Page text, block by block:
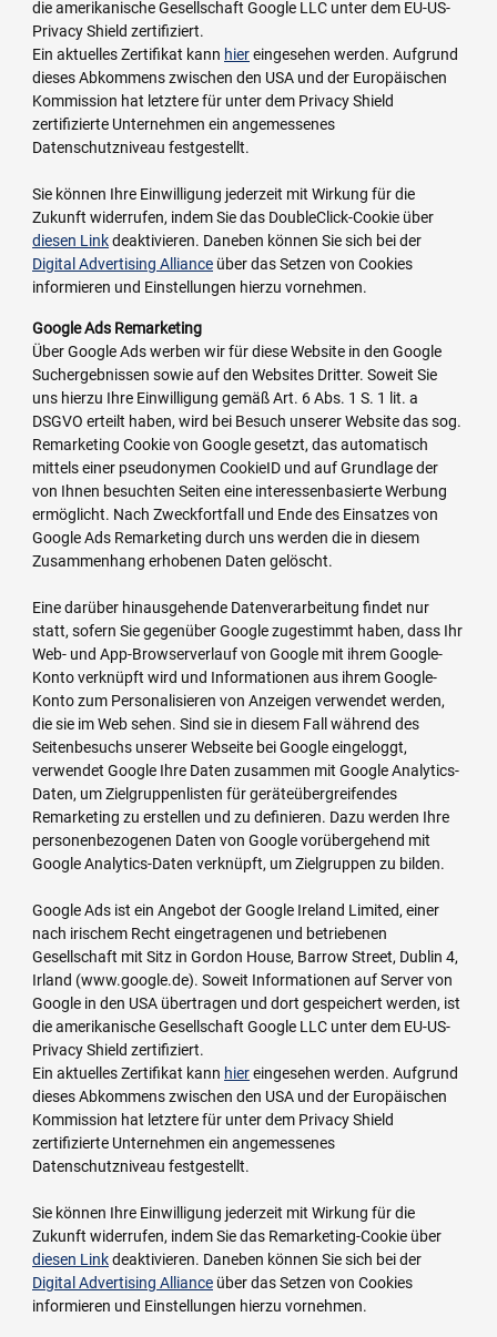
die amerikanische Gesellschaft Google LLC unter dem EU-US-
Privacy Shield zertifiziert.
Ein aktuelles Zertifikat kann hiereingesehen werden. Aufgrund
dieses Abkommens zwischen den USA und der Europäischen
Kommission hat letztere für unter dem Privacy Shield
zertifizierte Unternehmen ein angemessenes
Datenschutzniveau festgestellt.
Sie können Ihre Einwilligung jederzeit mit Wirkung für die
Zukunft widerrufen, indem Sie das DoubleClick-Cookie über
diesen Linkdeaktivieren. Daneben können Sie sich bei der
Digital Advertising Alliance über das Setzen von Cookies
informieren und Einstellungen hierzu vornehmen.
Google Ads Remarketing
Über Google Ads werben wir für diese Website in den Google
Suchergebnissen sowie auf den Websites Dritter. Soweit Sie
uns hierzu Ihre Einwilligung gemäß Art. 6 Abs. 1 S. 1 lit. a
DSGVO erteilt haben, wird bei Besuch unserer Website das sog.
Remarketing Cookie von Google gesetzt, das automatisch
mittels einer pseudonymen CookieID und auf Grundlage der
von Ihnen besuchten Seiten eine interessenbasierte Werbung
ermöglicht. Nach Zweckfortfall und Ende des Einsatzes von
Google Ads Remarketing durch uns werden die in diesem
Zusammenhang erhobenen Daten gelöscht.
Eine darüber hinausgehende Datenverarbeitung findet nur
statt, sofern Sie gegenüber Google zugestimmt haben, dass Ihr
Web- und App-Browserverlauf von Google mit ihrem Google-
Konto verknüpft wird und Informationen aus ihrem Google-
Konto zum Personalisieren von Anzeigen verwendet werden,
die sie im Web sehen. Sind sie in diesem Fall während des
Seitenbesuchs unserer Webseite bei Google eingeloggt,
verwendet Google Ihre Daten zusammen mit Google Analytics-
Daten, um Zielgruppenlisten für geräteübergreifendes
Remarketing zu erstellen und zu definieren. Dazu werden Ihre
personenbezogenen Daten von Google vorübergehend mit
Google Analytics-Daten verknüpft, um Zielgruppen zu bilden.
Google Ads ist ein Angebot der Google Ireland Limited, einer
nach irischem Recht eingetragenen und betriebenen
Gesellschaft mit Sitz in Gordon House, Barrow Street, Dublin 4,
Irland (www.google.de). Soweit Informationen auf Server von
Google in den USA übertragen und dort gespeichert werden, ist
die amerikanische Gesellschaft Google LLC unter dem EU-US-
Privacy Shield zertifiziert.
Ein aktuelles Zertifikat kann hiereingesehen werden. Aufgrund
dieses Abkommens zwischen den USA und der Europäischen
Kommission hat letztere für unter dem Privacy Shield
zertifizierte Unternehmen ein angemessenes
Datenschutzniveau festgestellt.
Sie können Ihre Einwilligung jederzeit mit Wirkung für die
Zukunft widerrufen, indem Sie das Remarketing-Cookie über
diesen Linkdeaktivieren. Daneben können Sie sich bei der
Digital Advertising Alliance über das Setzen von Cookies
informieren und Einstellungen hierzu vornehmen.